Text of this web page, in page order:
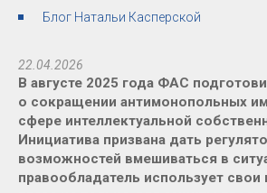
Блог Натальи Касперской
22.04.2026
В августе 2025 года ФАС
о сокращении антимонопольных
сфере интеллектуальной
Инициатива призвана дать
возможностей вмешиваться в
правообладатель использует